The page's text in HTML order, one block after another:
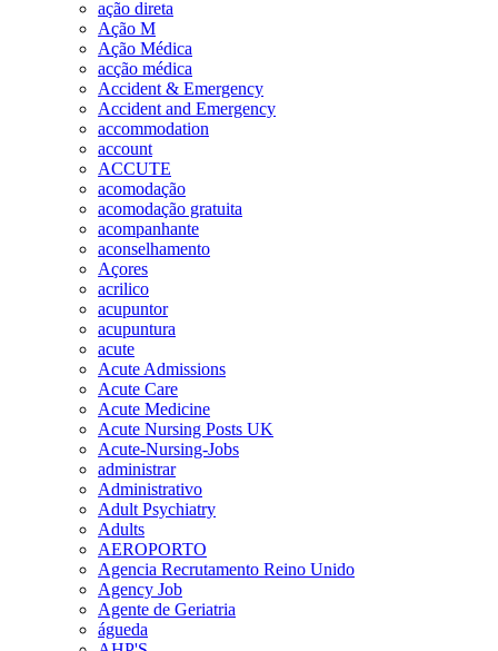
ação direta
Ação M
Ação Médica
acção médica
Accident & Emergency
Accident and Emergency
accommodation
account
ACCUTE
acomodação
acomodação gratuita
acompanhante
aconselhamento
Açores
acrilico
acupuntor
acupuntura
acute
Acute Admissions
Acute Care
Acute Medicine
Acute Nursing Posts UK
Acute-Nursing-Jobs
administrar
Administrativo
Adult Psychiatry
Adults
AEROPORTO
Agencia Recrutamento Reino Unido
Agency Job
Agente de Geriatria
águeda